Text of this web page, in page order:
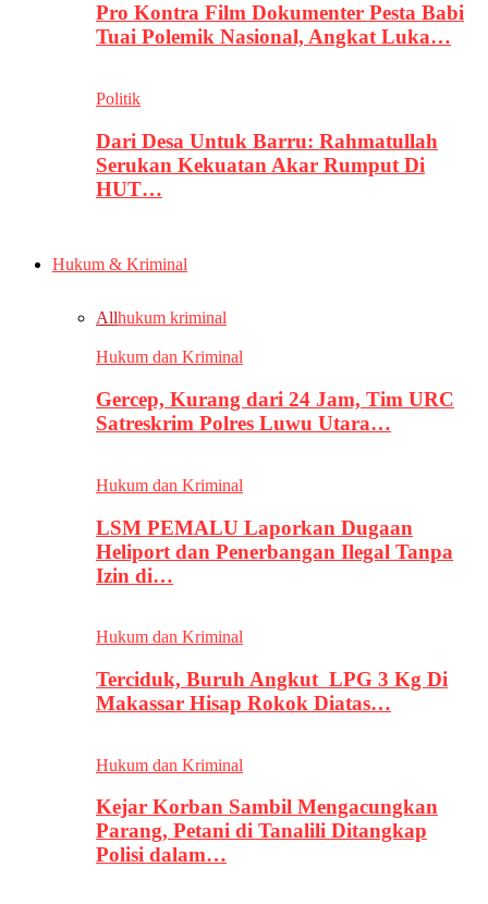
Pro Kontra Film Dokumenter Pesta Babi
Tuai Polemik Nasional, Angkat Luka…
Politik
Dari Desa Untuk Barru: Rahmatullah
Serukan Kekuatan Akar Rumput Di
HUT…
Hukum & Kriminal
Allhukum kriminal
Hukum dan Kriminal
Gercep, Kurang dari 24 Jam, Tim URC
Satreskrim Polres Luwu Utara…
Hukum dan Kriminal
LSM PEMALU Laporkan Dugaan
Heliport dan Penerbangan Ilegal Tanpa
Izin di…
Hukum dan Kriminal
Terciduk, Buruh Angkut LPG 3 Kg Di
Makassar Hisap Rokok Diatas…
Hukum dan Kriminal
Kejar Korban Sambil Mengacungkan
Parang, Petani di Tanalili Ditangkap
Polisi dalam…